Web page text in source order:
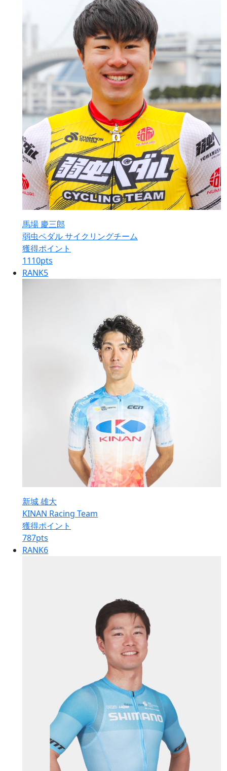
馬場 慶三郎
弱虫ペダル サイクリングチーム
獲得ポイント
1110pts
RANK5
新城 雄大
KINAN Racing Team
獲得ポイント
787pts
RANK6